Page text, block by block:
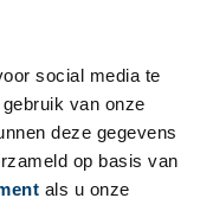
social media te
van onze
deze gegevens
op basis van
als u onze